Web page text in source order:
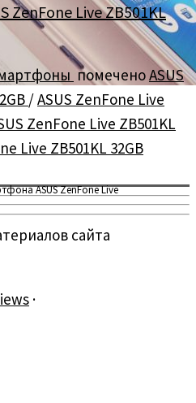
ASUS ZenFone Live
ZenFone Live ZB501KL
помеченоASUS
/ASUS ZenFone Live
ZenFone Live ZB501KL
Live ZB501KL 32GB
сайта
·